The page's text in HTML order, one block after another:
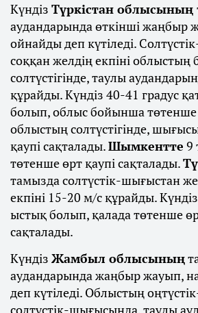
Күндіз Түркістан облысының
аудандарында өткінші жаңбыр
ойнайды деп күтіледі.
соққан желдің екпіні облыстың
солтүстігінде, таулы
құрайды. Күндіз 40-41 градус
болып, облыс бойынша төтенше
облыстың солтүстігінде,
қаупі сақталады.Шымкентте 9
төтенше өрт қаупі сақталады.
тамызда солтүстік-шығыстан
екпіні 15-20 м/с құрайды.
ыстық болып, қалада төтенше
сақталады.
Күндіз Жамбыл облысының
аудандарында жаңбыр жауып,
деп күтіледі. Облыстың